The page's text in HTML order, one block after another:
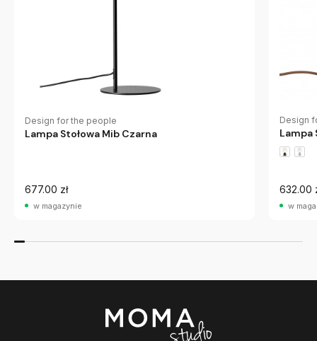
Design for the people
Lampa Stołowa Mib Czarna
677.00 zł
w magazynie
Design
Lampa
632.00
w